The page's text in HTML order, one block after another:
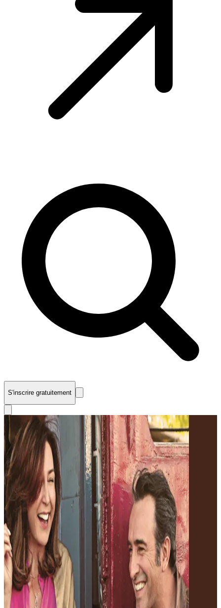
S'inscrire gratuitement